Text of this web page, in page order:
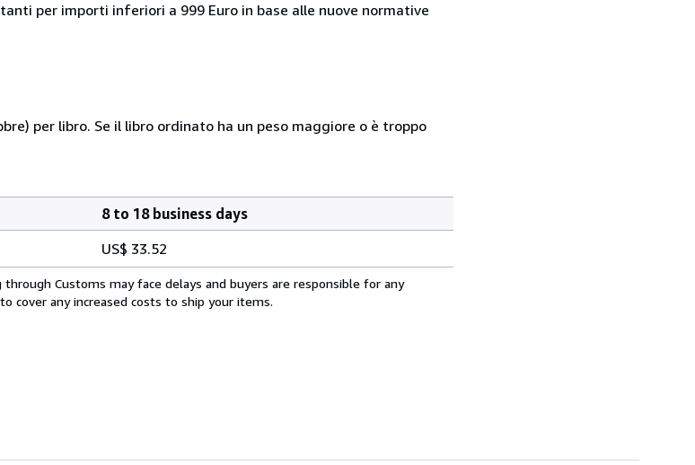
per importi inferiori a 999 Euro in base alle nuove normative
per libro. Se il libro ordinato ha un peso maggiore o è troppo
8 to 18 business days
US$ 33.52
Customs may face delays and buyers are responsible for any
cover any increased costs to ship your items.